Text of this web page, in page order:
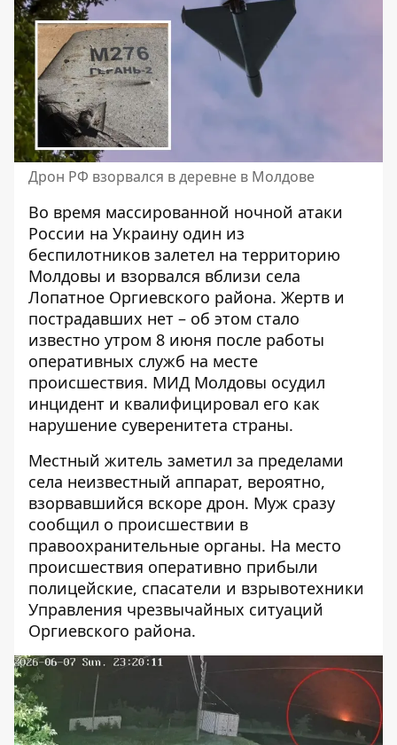
Дрон РФ взорвался в деревне в Молдове
Во время массированной ночной атаки
России на Украину один из
беспилотников залетел на территорию
Молдовы и взорвался вблизи села
Лопатное Оргиевского района. Жертв и
пострадавших нет – об этом стало
известно утром 8 июня после работы
оперативных служб на месте
происшествия. МИД Молдовы осудил
инцидент и квалифицировал его как
нарушение суверенитета страны.
Местный житель заметил за пределами
села неизвестный аппарат, вероятно,
взорвавшийся вскоре дрон. Муж сразу
сообщил о происшествии в
правоохранительные органы. На место
происшествия оперативно прибыли
полицейские, спасатели и взрывотехники
Управления чрезвычайных ситуаций
Оргиевского района.